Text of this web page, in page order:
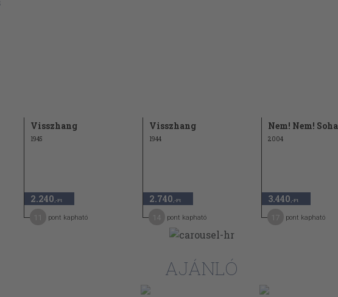
Visszhang
1945
2.240 ,-Ft
pont kapható
Visszhang
1944
2.740 ,-Ft
pont kapható
Nem! Nem! Soha
2004
3.440 ,-Ft
pont kapható
AJÁNLÓ